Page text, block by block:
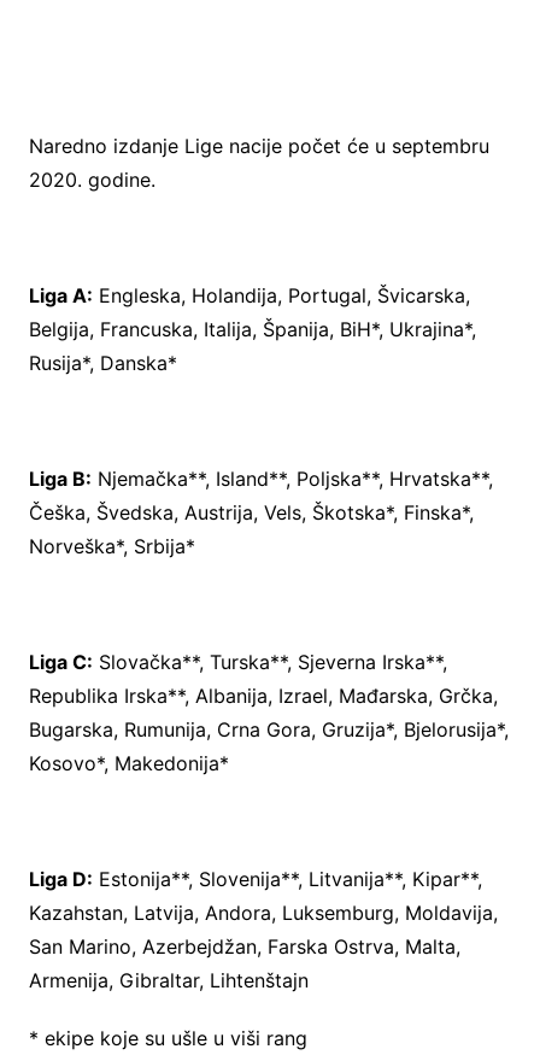
Naredno izdanje Lige nacije počet će u septembru
2020. godine.
Liga A: Engleska, Holandija, Portugal, Švicarska,
Belgija, Francuska, Italija, Španija, BiH*, Ukrajina*,
Rusija*, Danska*
Liga B: Njemačka**, Island**, Poljska**, Hrvatska**,
Češka, Švedska, Austrija, Vels, Škotska*, Finska*,
Norveška*, Srbija*
Liga C: Slovačka**, Turska**, Sjeverna Irska**,
Republika Irska**, Albanija, Izrael, Mađarska, Grčka,
Bugarska, Rumunija, Crna Gora, Gruzija*, Bjelorusija*,
Kosovo*, Makedonija*
Liga D: Estonija**, Slovenija**, Litvanija**, Kipar**,
Kazahstan, Latvija, Andora, Luksemburg, Moldavija,
San Marino, Azerbejdžan, Farska Ostrva, Malta,
Armenija, Gibraltar, Lihtenštajn
* ekipe koje su ušle u viši rang